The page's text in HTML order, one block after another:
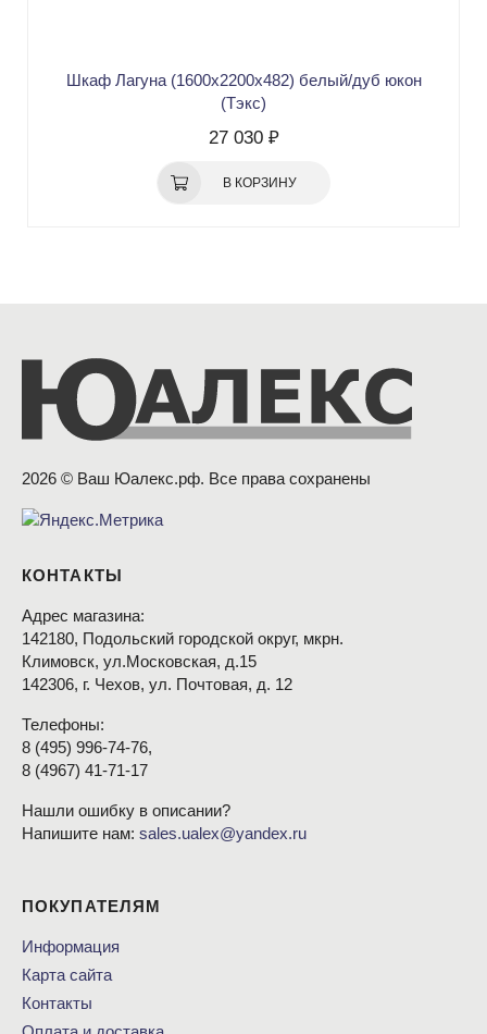
Шкаф Лагуна (1600х2200х482) белый/дуб юкон
(Тэкс)
27 030 ₽
В КОРЗИНУ
2026 © Ваш Юалекс.рф. Все права сохранены
КОНТАКТЫ
Адрес магазина:
142180, Подольский городской округ, мкрн.
Климовск, ул.Московская, д.15
142306, г. Чехов, ул. Почтовая, д. 12
Телефоны:
8 (495) 996-74-76,
8 (4967) 41-71-17
Нашли ошибку в описании?
Напишите нам: sales.ualex@yandex.ru
ПОКУПАТЕЛЯМ
Информация
Карта сайта
Контакты